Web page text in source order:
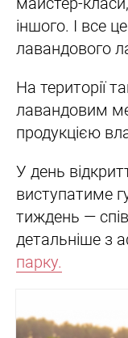
іншого. І все
лавандового
На території
лавандовим
продукцією
У день
виступатиме
тиждень —
детальніше з
парку.